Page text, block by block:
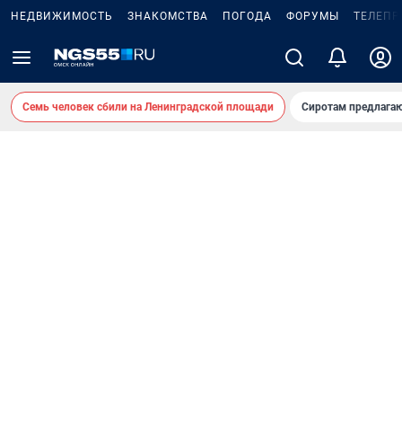
НЕДВИЖИМОСТЬ ЗНАКОМСТВА ПОГОДА ФОРУМЫ
Семь человек сбили на Ленинградской площади Сиротам